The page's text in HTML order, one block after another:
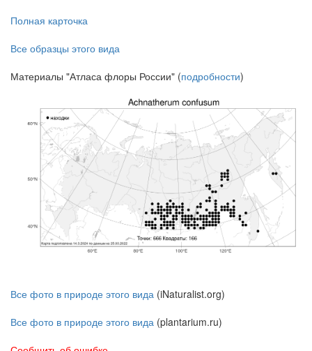
Полная карточка
Все образцы этого вида
Материалы "Атласа флоры России" (подробности)
Все фото в природе этого вида (iNaturalist.org)
Все фото в природе этого вида (plantarium.ru)